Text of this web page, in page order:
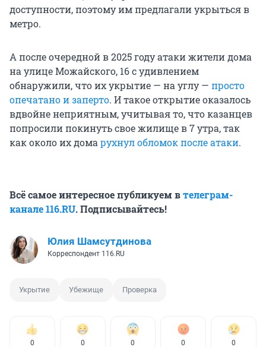
доступности, поэтому им предлагали укрыться в
метро.
А после очередной в 2025 году атаки жители дома
на улице Можайского, 16 с удивлением
обнаружили, что их укрытие — на углу — просто
опечатано и заперто. И такое открытие оказалось
вдвойне неприятным, учитывая то, что казанцев
попросили покинуть свое жилище в 7 утра, так
как около их дома рухнул обломок после атаки.
Всё самое интересное публикуем втелеграм-
канале 116.RU. Подписывайтесь!
Юлия Шамсутдинова
Корреспондент 116.RU
Укрытие Убежище Проверка
0 0 0 0 0